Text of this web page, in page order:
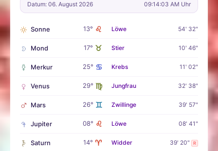
Datum: 06. August 2026 09:14:04 AM Uhr
Sonne 13° ♌ Löwe 54' 32"
Mond 17° ♉ Stier 10' 46"
Merkur 25° ♋ Krebs 11' 02"
Venus 29° ♍ Jungfrau 32' 38"
Mars 26° ♊ Zwillinge 39' 57"
Jupiter 08° ♌ Löwe 08' 41"
Saturn 14° ♈ Widder 39' 20" R